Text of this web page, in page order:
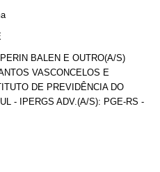
BALEN E OUTRO(A/S)
VASCONCELOS E
DE PREVIDÊNCIA DO
- IPERGS ADV.(A/S): PGE-RS -